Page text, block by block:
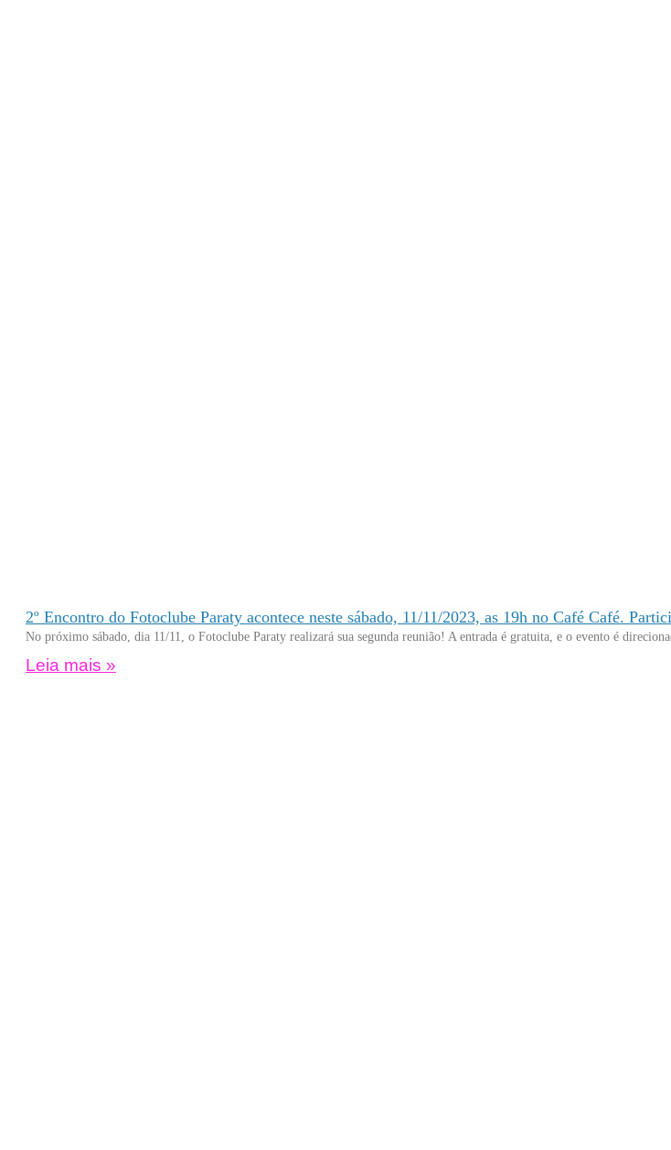
2º Encontro do Fotoclube Paraty acontece neste sábado, 11/11/2023, as 19h no Café Café.
No próximo sábado, dia 11/11, o Fotoclube Paraty realizará sua segunda reunião! A entrada é gratuita, e o evento é
Leia mais »